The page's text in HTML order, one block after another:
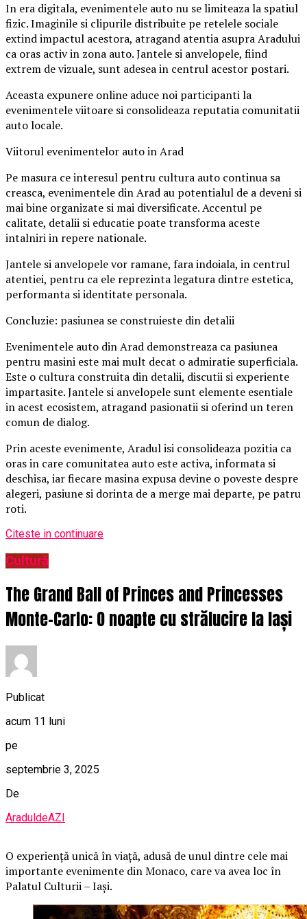
In era digitala, evenimentele auto nu se limiteaza la spatiul
fizic. Imaginile si clipurile distribuite pe retelele sociale
extind impactul acestora, atragand atentia asupra Aradului
ca oras activ in zona auto. Jantele si anvelopele, fiind
extrem de vizuale, sunt adesea in centrul acestor postari.
Aceasta expunere online aduce noi participanti la
evenimentele viitoare si consolideaza reputatia comunitatii
auto locale.
Viitorul evenimentelor auto in Arad
Pe masura ce interesul pentru cultura auto continua sa
creasca, evenimentele din Arad au potentialul de a deveni si
mai bine organizate si mai diversificate. Accentul pe
calitate, detalii si educatie poate transforma aceste
intalniri in repere nationale.
Jantele si anvelopele vor ramane, fara indoiala, in centrul
atentiei, pentru ca ele reprezinta legatura dintre estetica,
performanta si identitate personala.
Concluzie: pasiunea se construieste din detalii
Evenimentele auto din Arad demonstreaza ca pasiunea
pentru masini este mai mult decat o admiratie superficiala.
Este o cultura construita din detalii, discutii si experiente
impartasite. Jantele si anvelopele sunt elemente esentiale
in acest ecosistem, atragand pasionatii si oferind un teren
comun de dialog.
Prin aceste evenimente, Aradul isi consolideaza pozitia ca
oras in care comunitatea auto este activa, informata si
deschisa, iar fiecare masina expusa devine o poveste despre
alegeri, pasiune si dorinta de a merge mai departe, pe patru
roti.
Citeste in continuare
Cultură
The Grand Ball of Princes and Princesses
Monte-Carlo: O noapte cu strălucire la Iași
Publicat
acum 11 luni
pe
septembrie 3, 2025
De
AraduldeAZI
O experiență unică în viață, adusă de unul dintre cele mai
importante evenimente din Monaco, care va avea loc în
Palatul Culturii – Iași.